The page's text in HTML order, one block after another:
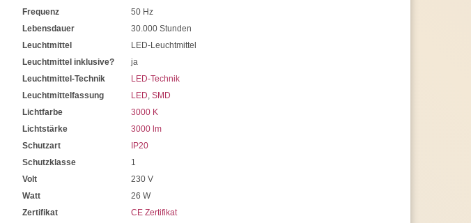
Frequenz
50 Hz
Lebensdauer
30.000 Stunden
Leuchtmittel
LED-Leuchtmittel
Leuchtmittel inklusive?
ja
Leuchtmittel-Technik
LED-Technik
Leuchtmittelfassung
LED, SMD
Lichtfarbe
3000 K
Lichtstärke
3000 lm
Schutzart
IP20
Schutzklasse
1
Volt
230 V
Watt
26 W
Zertifikat
CE Zertifikat